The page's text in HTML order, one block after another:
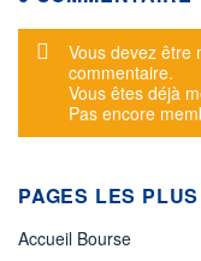
Message
Vous devez être
commentaire.
Vous êtes déjà
Pas encore
PAGES LES
Accueil Bourse